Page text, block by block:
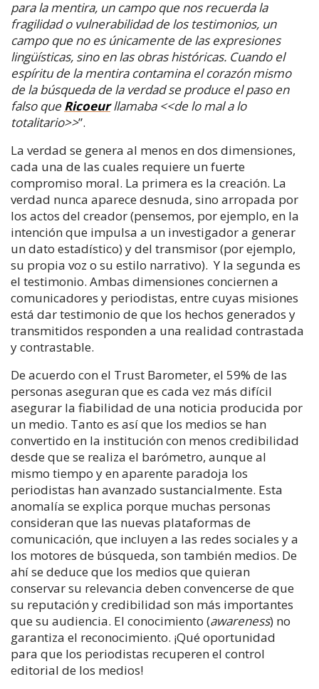
para la mentira, un campo que nos recuerda la
fragilidad o vulnerabilidad de los testimonios, un
campo que no es únicamente de las expresiones
lingüísticas, sino en las obras históricas. Cuando el
espíritu de la mentira contamina el corazón mismo
de la búsqueda de la verdad se produce el paso en
falso que Ricoeurllamaba <<de lo mal a lo
totalitario>>”.
La verdad se genera al menos en dos dimensiones,
cada una de las cuales requiere un fuerte
compromiso moral. La primera es la creación. La
verdad nunca aparece desnuda, sino arropada por
los actos del creador (pensemos, por ejemplo, en la
intención que impulsa a un investigador a generar
un dato estadístico) y del transmisor (por ejemplo,
su propia voz o su estilo narrativo). Y la segunda es
el testimonio. Ambas dimensiones conciernen a
comunicadores y periodistas, entre cuyas misiones
está dar testimonio de que los hechos generados y
transmitidos responden a una realidad contrastada
y contrastable.
De acuerdo con el Trust Barometer, el 59% de las
personas aseguran que es cada vez más difícil
asegurar la fiabilidad de una noticia producida por
un medio. Tanto es así que los medios se han
convertido en la institución con menos credibilidad
desde que se realiza el barómetro, aunque al
mismo tiempo y en aparente paradoja los
periodistas han avanzado sustancialmente. Esta
anomalía se explica porque muchas personas
consideran que las nuevas plataformas de
comunicación, que incluyen a las redes sociales y a
los motores de búsqueda, son también medios. De
ahí se deduce que los medios que quieran
conservar su relevancia deben convencerse de que
su reputación y credibilidad son más importantes
que su audiencia. El conocimiento (awareness) no
garantiza el reconocimiento. ¡Qué oportunidad
para que los periodistas recuperen el control
editorial de los medios!